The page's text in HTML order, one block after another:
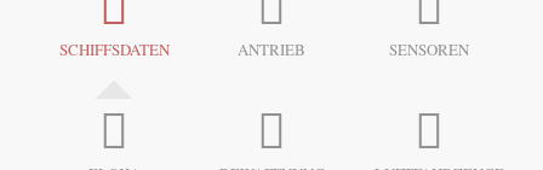
SCHIFFSDATEN ANTRIEB SENSOREN